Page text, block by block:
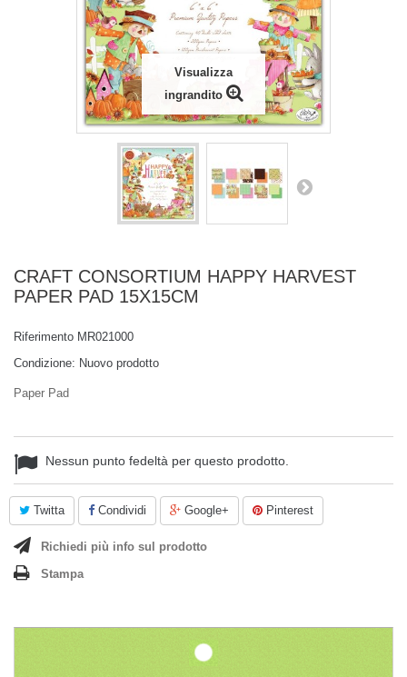
Visualizza
ingrandito
CRAFT CONSORTIUM HAPPY HARVEST
PAPER PAD 15X15CM
Riferimento MR021000
Condizione: Nuovo prodotto
Paper Pad
Nessun punto fedeltà per questo prodotto.
Twitta Condividi Google+ Pinterest
Richiedi più info sul prodotto
Stampa